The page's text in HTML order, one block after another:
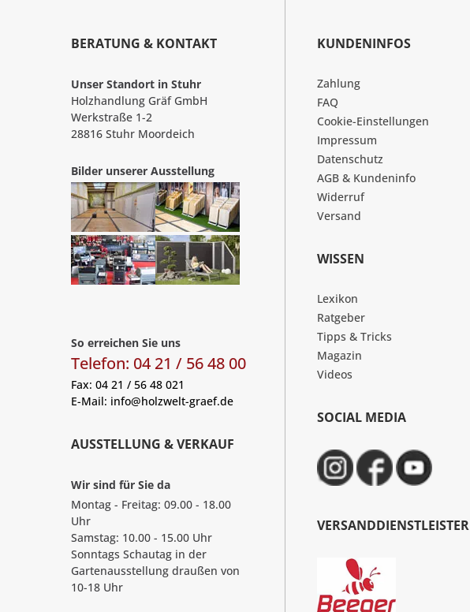
BERATUNG & KONTAKT
Unser Standort in Stuhr
Holzhandlung Gräf GmbH
Werkstraße 1-2
28816 Stuhr Moordeich
Bilder unserer Ausstellung
So erreichen Sie uns
Telefon: 04 21 / 56 48 00
Fax: 04 21 / 56 48 021
E-Mail: info@holzwelt-graef.de
AUSSTELLUNG & VERKAUF
Wir sind für Sie da
Montag - Freitag: 09.00 - 18.00
Uhr
Samstag: 10.00 - 15.00 Uhr
Sonntags Schautag in der
Gartenausstellung draußen von
10-18 Uhr
KUNDENINFOS
Zahlung
FAQ
Cookie-Einstellungen
Impressum
Datenschutz
AGB & Kundeninfo
Widerruf
Versand
WISSEN
Lexikon
Ratgeber
Tipps & Tricks
Magazin
Videos
SOCIAL MEDIA
VERSANDDIENSTLEISTER